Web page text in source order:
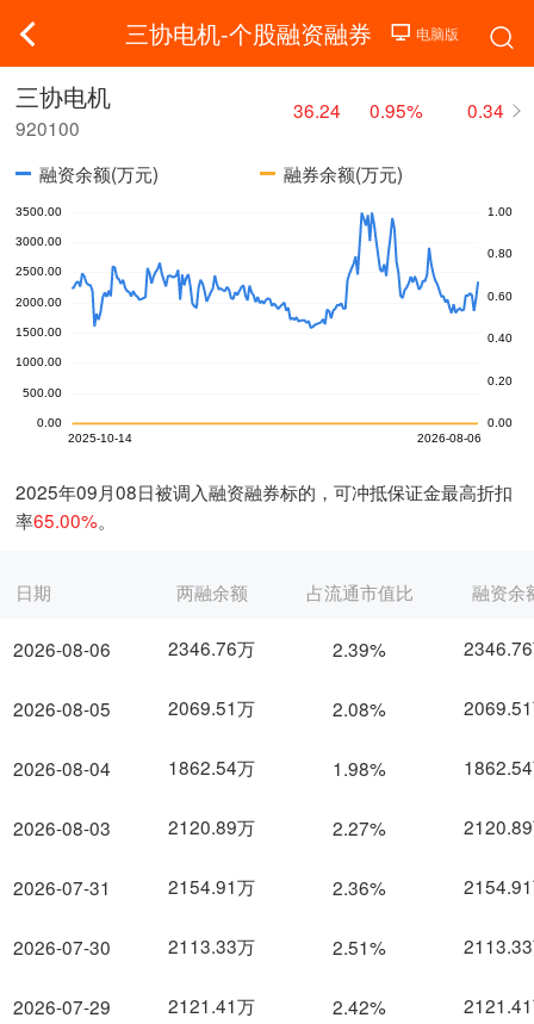
三协电机-个股融资融券
三协电机
920100
36.24 0.95% 0.34
融资余额(万元) 融券余额(万元)
2025年09月08日被调入融资融券标的，可冲抵保证金最高折扣
率65.00%。
日期
2026-08-06
2026-08-05
2026-08-04
2026-08-03
2026-07-31
2026-07-30
2026-07-29
两融余额 占流通市值比 融资余
2346.76万 2.39%
2069.51万 2.08%
1862.54万 1.98%
2120.89万 2.27%
2154.91万 2.36%
2113.33万 2.51%
2121.41万 2.42%